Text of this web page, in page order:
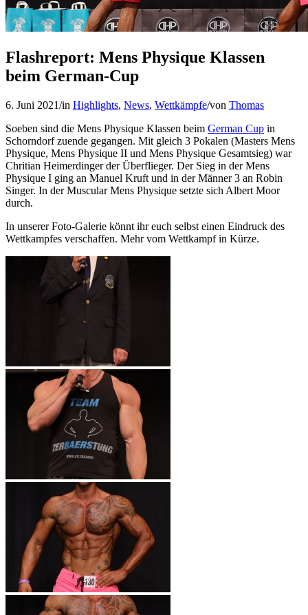
Flashreport: Mens Physique Klassen
beim German-Cup
6. Juni 2021/in Highlights, News, Wettkämpfe/von Thomas
Soeben sind die Mens Physique Klassen beim German Cup in
Schorndorf zuende gegangen. Mit gleich 3 Pokalen (Masters Mens
Physique, Mens Physique II und Mens Physique Gesamtsieg) war
Chritian Heimerdinger der Überflieger. Der Sieg in der Mens
Physique I ging an Manuel Kruft und in der Männer 3 an Robin
Singer. In der Muscular Mens Physique setzte sich Albert Moor
durch.
In unserer Foto-Galerie könnt ihr euch selbst einen Eindruck des
Wettkampfes verschaffen. Mehr vom Wettkampf in Kürze.